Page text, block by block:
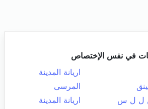
في نفس الإختصاص
اريانة المدينة
المرسى
ل ل س
اريانة المدينة